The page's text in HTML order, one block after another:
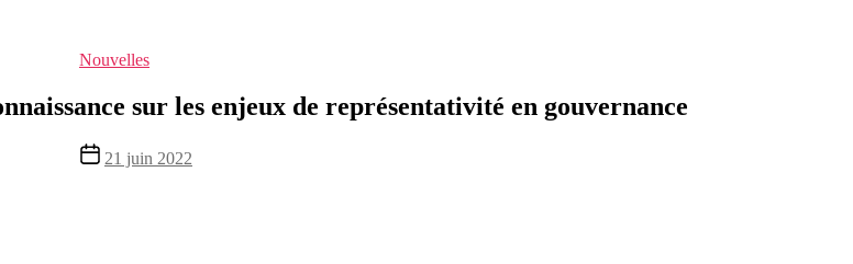
Catégories
Nouvelles
sur les enjeux de représentativité en gouvernance
Date21 juin 2022